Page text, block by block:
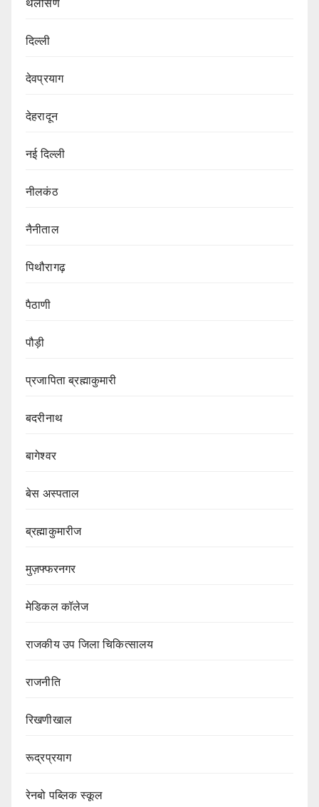
थलीसैंण
दिल्ली
देवप्रयाग
देहरादून
नई दिल्ली
नीलकंठ
नैनीताल
पिथौरागढ़
पैठाणी
पौड़ी
प्रजापिता ब्रह्माकुमारी
बदरीनाथ
बागेश्वर
बेस अस्पताल
ब्रह्माकुमारीज
मुज़फ्फरनगर
मेडिकल कॉलेज
राजकीय उप जिला चिकित्सालय
राजनीति
रिखणीखाल
रूद्रप्रयाग
रेनबो पब्लिक स्कूल